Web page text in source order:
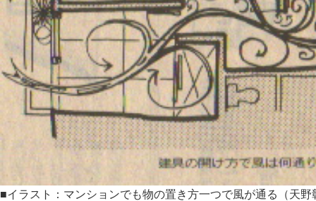
■イラスト：マンションでも物の置き方一つで風が通る（天野